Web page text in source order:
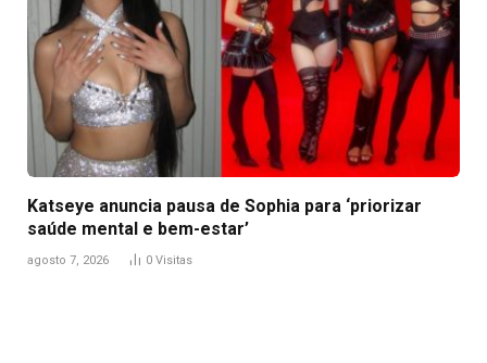
Katseye anuncia pausa de Sophia para ‘priorizar
saúde mental e bem-estar’
agosto 7, 2026 0 Visitas